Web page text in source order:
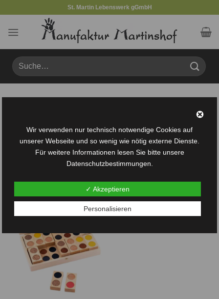
springen
St. Martin Lebenswerk gGmbH
Suche
nach:
Wunschliste
Wir verwenden nur technisch notwendige Cookies auf
unserer Webseite und so wenig wie nötig externe Dienste.
Für weitere Informationen lesen Sie bitte unsere
Datenschutzbestimmungen.
✓ Akzeptieren
Personalisieren